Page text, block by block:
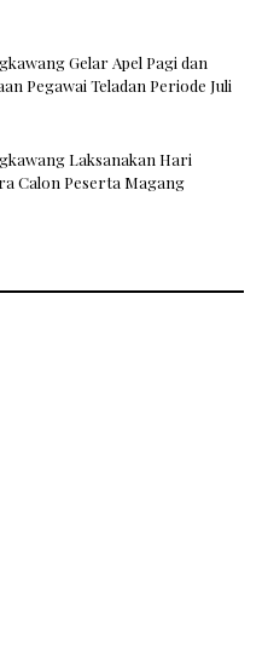
Gelar Apel Pagi dan
Pegawai Teladan Periode Juli
Laksanakan Hari
Calon Peserta Magang